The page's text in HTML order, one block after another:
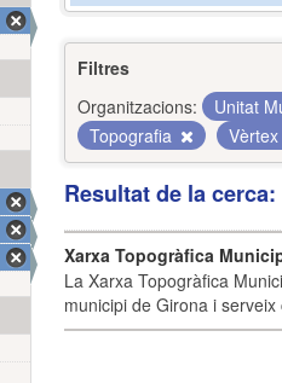
Filtres
Organitzacions:
Unitat
Topografia
Vèrtex
Resultat de la
Xarxa Topogràfica
La Xarxa Topogràfica
municipi de Girona i